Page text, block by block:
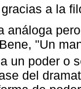
a la
análoga
"Un
un poder o
del